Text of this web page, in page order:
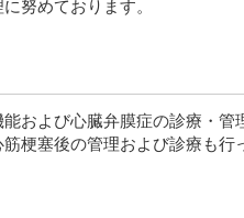
努めております。
および心臓弁膜症の診療・
梗塞後の管理および診療も行